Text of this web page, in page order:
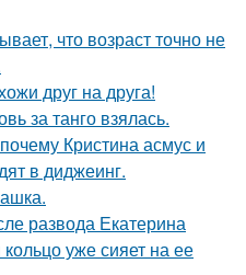
что возраст точно не
друг на друга!
за танго взялась.
Кристина асмус и
в диджеинг.
развода Екатерина
уже сияет на ее